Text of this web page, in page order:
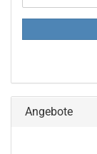
Mail
Angebote